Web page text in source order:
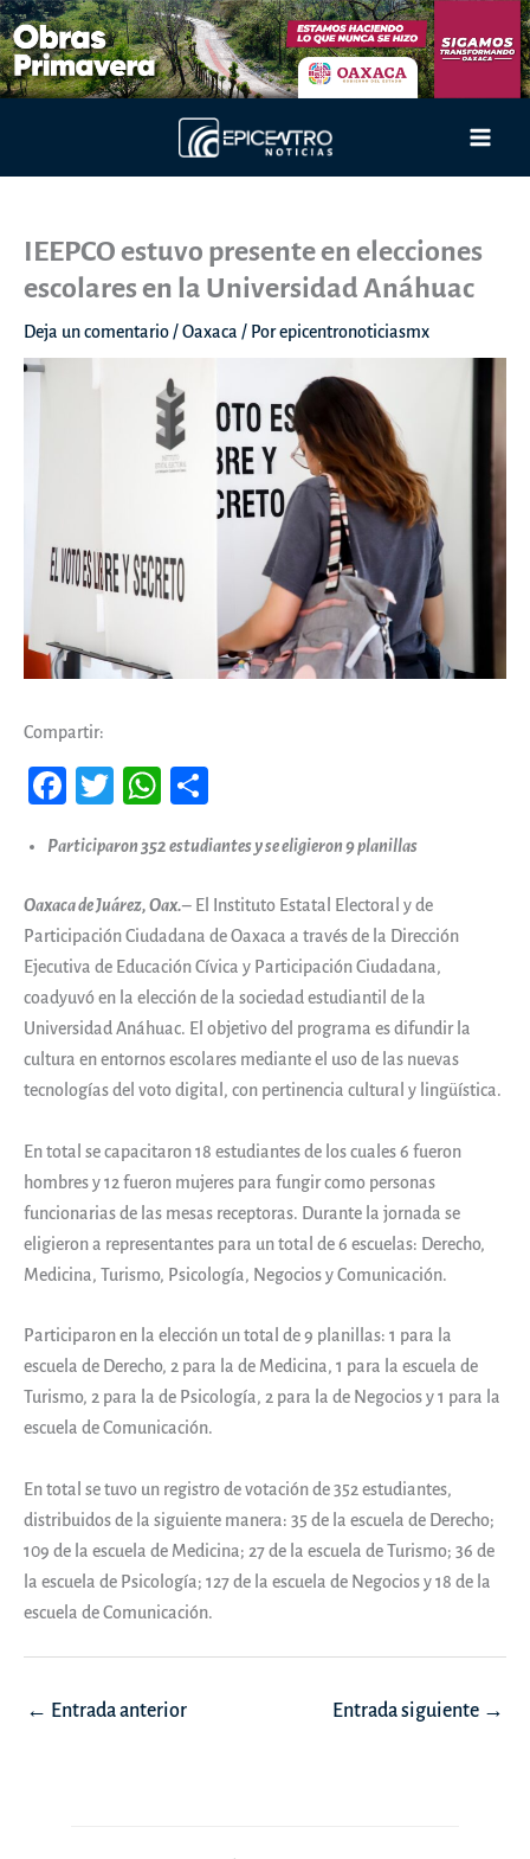
Ir
al
contenido
IEEPCO estuvo presente en elecciones
escolares en la Universidad Anáhuac
Deja un comentario/Oaxaca / Porepicentronoticiasmx
Compartir:
Fa
b
oo
k
T
tt
er
W
ts
A
pp
pa
rti
r
Participaron 352 estudiantes y se eligieron 9 planillas
Oaxaca de Juárez, Oax.– El Instituto Estatal Electoral y de
Participación Ciudadana de Oaxaca a través de la Dirección
Ejecutiva de Educación Cívica y Participación Ciudadana,
coadyuvó en la elección de la sociedad estudiantil de la
Universidad Anáhuac. El objetivo del programa es difundir la
cultura en entornos escolares mediante el uso de las nuevas
tecnologías del voto digital, con pertinencia cultural y lingüística.
En total se capacitaron 18 estudiantes de los cuales 6 fueron
hombres y 12 fueron mujeres para fungir como personas
funcionarias de las mesas receptoras. Durante la jornada se
eligieron a representantes para un total de 6 escuelas: Derecho,
Medicina, Turismo, Psicología, Negocios y Comunicación.
Participaron en la elección un total de 9 planillas: 1 para la
escuela de Derecho, 2 para la de Medicina, 1 para la escuela de
Turismo, 2 para la de Psicología, 2 para la de Negocios y 1 para la
escuela de Comunicación.
En total se tuvo un registro de votación de 352 estudiantes,
distribuidos de la siguiente manera: 35 de la escuela de Derecho;
109 de la escuela de Medicina; 27 de la escuela de Turismo; 36 de
la escuela de Psicología; 127 de la escuela de Negocios y 18 de la
escuela de Comunicación.
Navegación
← Entrada anterior Entrada siguiente →